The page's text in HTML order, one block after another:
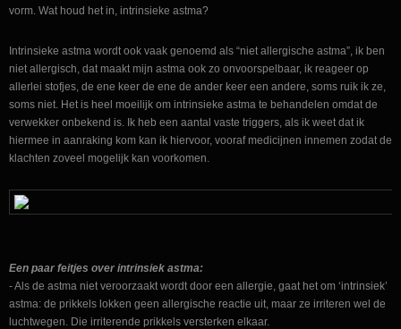
vorm. Wat houd het in, intrinsieke astma?
Intrinsieke astma wordt ook vaak genoemd als “niet allergische astma”, ik ben
niet allergisch, dat maakt mijn astma ook zo onvoorspelbaar, ik reageer op
allerlei stofjes, de ene keer de ene de ander keer een andere, soms ruik ik ze,
soms niet. Het is heel moeilijk om intrinsieke astma te behandelen omdat de
verwekker onbekend is. Ik heb een aantal vaste triggers, als ik weet dat ik
hiermee in aanraking kom kan ik hiervoor, vooraf medicijnen innemen zodat de
klachten zoveel mogelijk kan voorkomen.
Een paar feitjes over intrinsiek astma:
- Als de astma niet veroorzaakt wordt door een allergie, gaat het om ‘intrinsiek’
astma: de prikkels lokken geen allergische reactie uit, maar ze irriteren wel de
luchtwegen. Die irriterende prikkels versterken elkaar.